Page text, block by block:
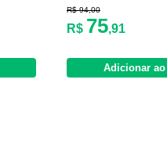
R$ 94,00
R$ 75,91
Adicionar